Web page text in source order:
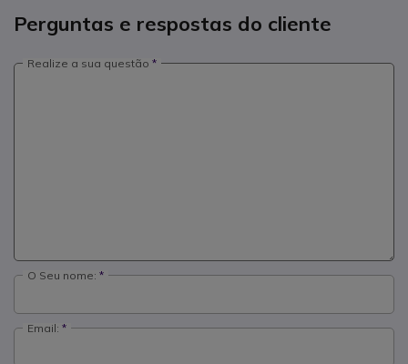
Perguntas e respostas do cliente
Realize a sua questão
O Seu nome:
Email: